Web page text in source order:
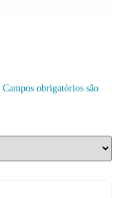
Campos obrigatórios são